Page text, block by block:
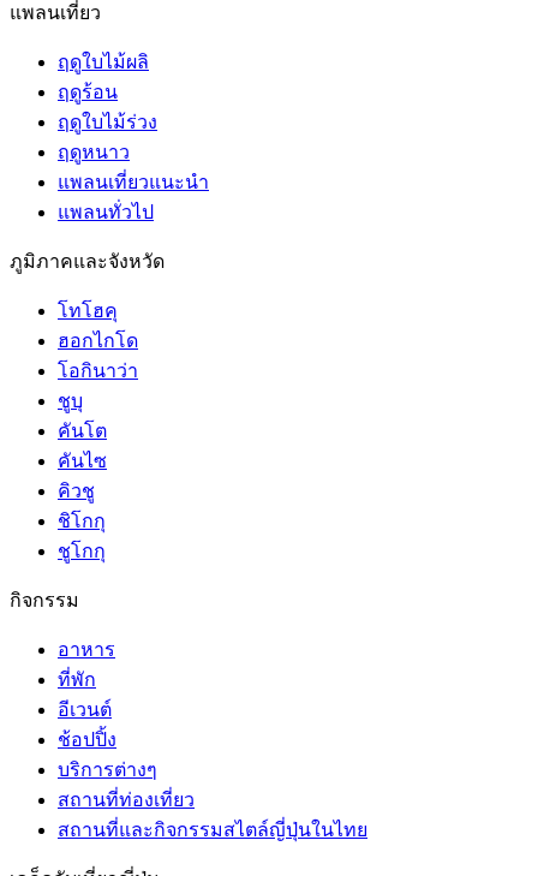
แพลนเที่ยว
ฤดูใบไม้ผลิ
ฤดูร้อน
ฤดูใบไม้ร่วง
ฤดูหนาว
แพลนเที่ยวแนะนำ
แพลนทั่วไป
ภูมิภาคและจังหวัด
โทโฮคุ
ฮอกไกโด
โอกินาว่า
ชูบุ
คันโต
คันไซ
คิวชู
ชิโกกุ
ชูโกกุ
กิจกรรม
อาหาร
ที่พัก
อีเวนต์
ช้อปปิ้ง
บริการต่างๆ
สถานที่ท่องเที่ยว
สถานที่และกิจกรรมสไตล์ญี่ปุ่นในไทย